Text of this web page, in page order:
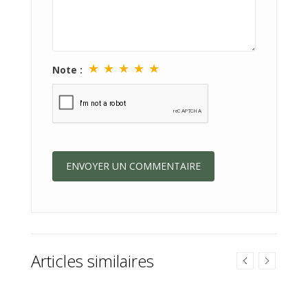
Note : ★ ★ ★ ★ ★
Articles similaires